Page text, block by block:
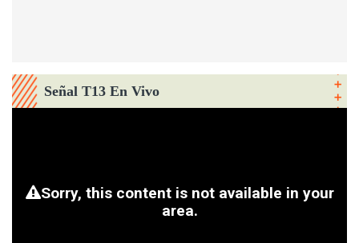
Señal T13 En Vivo